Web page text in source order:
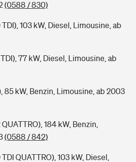
(0588 / 830)
103 kW, Diesel, Limousine, ab
77 kW, Diesel, Limousine, ab
85 kW, Benzin, Limousine, ab 2003
184 kW, Benzin,
(0588 / 842)
QUATTRO), 103 kW, Diesel,